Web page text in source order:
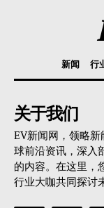
新闻 行
关于我们
EV新闻网，领略
球前沿资讯，深入
的内容。在这里，
行业大咖共同探讨